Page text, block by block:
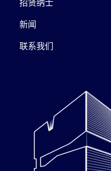
招贤纳士
新闻
联系我们